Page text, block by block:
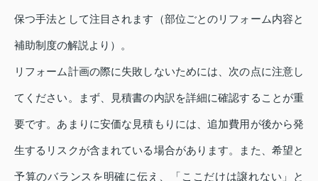
保つ手法として注目されます（部位ごとのリフォーム内容と
補助制度の解説より）。
リフォーム計画の際に失敗しないためには、次の点に注意し
てください。まず、見積書の内訳を詳細に確認することが重
要です。あまりに安価な見積もりには、追加費用が後から発
生するリスクが含まれている場合があります。また、希望と
予算のバランスを明確に伝え、「ここだけは譲れない」と